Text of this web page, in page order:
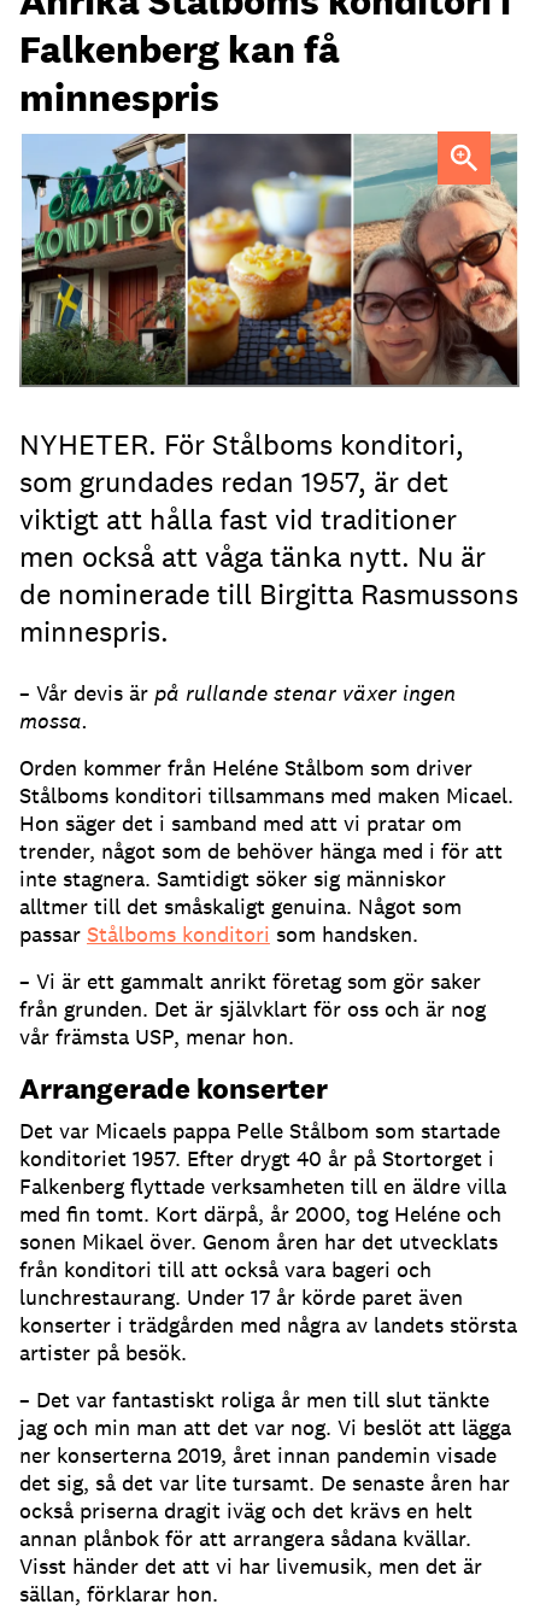
Falkenberg kan få
minnespris
Heléne och Micael Stålbom
NYHETER. För Stålboms konditori,
som grundades redan 1957, är det
viktigt att hålla fast vid traditioner
men också att våga tänka nytt. Nu är
de nominerade till Birgitta Rasmussons
minnespris.
– Vår devis är på rullande stenar växer ingen
mossa.
Orden kommer från Heléne Stålbom som driver
Stålboms konditori tillsammans med maken Micael.
Hon säger det i samband med att vi pratar om
trender, något som de behöver hänga med i för att
inte stagnera. Samtidigt söker sig människor
alltmer till det småskaligt genuina. Något som
passar Stålboms konditori som handsken.
– Vi är ett gammalt anrikt företag som gör saker
från grunden. Det är självklart för oss och är nog
vår främsta USP, menar hon.
Arrangerade konserter
Det var Micaels pappa Pelle Stålbom som startade
konditoriet 1957. Efter drygt 40 år på Stortorget i
Falkenberg flyttade verksamheten till en äldre villa
med fin tomt. Kort därpå, år 2000, tog Heléne och
sonen Mikael över. Genom åren har det utvecklats
från konditori till att också vara bageri och
lunchrestaurang. Under 17 år körde paret även
konserter i trädgården med några av landets största
artister på besök.
– Det var fantastiskt roliga år men till slut tänkte
jag och min man att det var nog. Vi beslöt att lägga
ner konserterna 2019, året innan pandemin visade
det sig, så det var lite tursamt. De senaste åren har
också priserna dragit iväg och det krävs en helt
annan plånbok för att arrangera sådana kvällar.
Visst händer det att vi har livemusik, men det är
sällan, förklarar hon.